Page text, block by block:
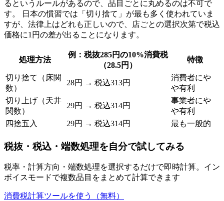
るというルールがあるので、品目ごとに丸めるのは不可で
す。 日本の慣習では「切り捨て」が最も多く使われていま
すが、法律上はどれも正しいので、店ごとの選択次第で税込
価格に1円の差が出ることになります。
処理方法
例：税抜285円の10%消費税
（28.5円）
特徴
切り捨て（床関
数）
28円 → 税込313円
消費者にや
や有利
切り上げ（天井
関数）
29円 → 税込314円
事業者にや
や有利
四捨五入
29円 → 税込314円 最も一般的
税抜・税込・端数処理を自分で試してみる
税率・計算方向・端数処理を選択するだけで即時計算。イン
ボイスモードで複数品目をまとめて計算できます
消費税計算ツールを使う（無料）